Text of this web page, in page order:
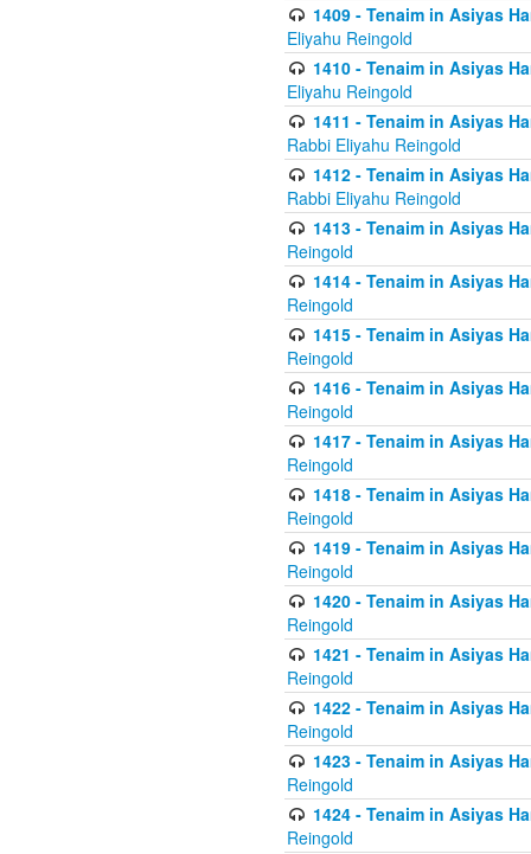
1409 - Tenaim in Asiyas
Eliyahu Reingold
1410 - Tenaim in Asiyas
Eliyahu Reingold
1411 - Tenaim in Asiyas
Rabbi Eliyahu Reingold
1412 - Tenaim in Asiyas
Rabbi Eliyahu Reingold
1413 - Tenaim in Asiyas
Reingold
1414 - Tenaim in Asiyas
Reingold
1415 - Tenaim in Asiyas
Reingold
1416 - Tenaim in Asiyas
Reingold
1417 - Tenaim in Asiyas
Reingold
1418 - Tenaim in Asiyas
Reingold
1419 - Tenaim in Asiyas
Reingold
1420 - Tenaim in Asiyas
Reingold
1421 - Tenaim in Asiyas
Reingold
1422 - Tenaim in Asiyas
Reingold
1423 - Tenaim in Asiyas
Reingold
1424 - Tenaim in Asiyas
Reingold